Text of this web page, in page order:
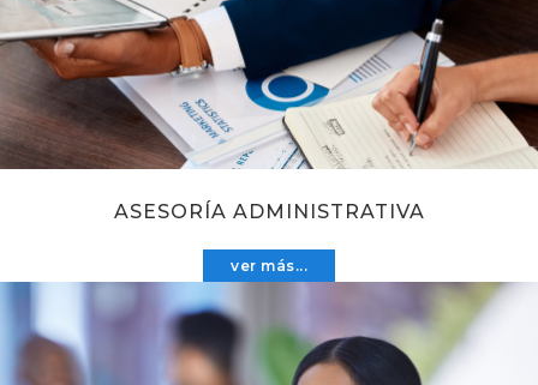
ASESORÍA ADMINISTRATIVA
ver más...